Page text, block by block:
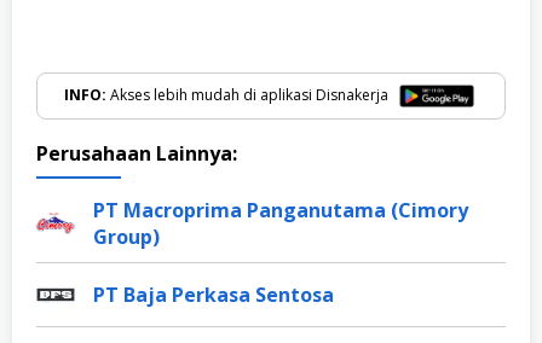
INFO: Akses lebih mudah di aplikasi Disnakerja
Perusahaan Lainnya:
PT Macroprima Panganutama (Cimory
Group)
PT Baja Perkasa Sentosa